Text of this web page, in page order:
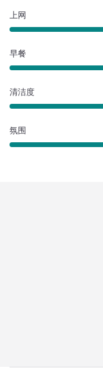
上网
早餐
清洁度
氛围